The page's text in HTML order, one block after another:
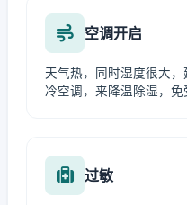
空调开启
天气热，同时湿度很大
冷空调，来降温除湿，免
过敏